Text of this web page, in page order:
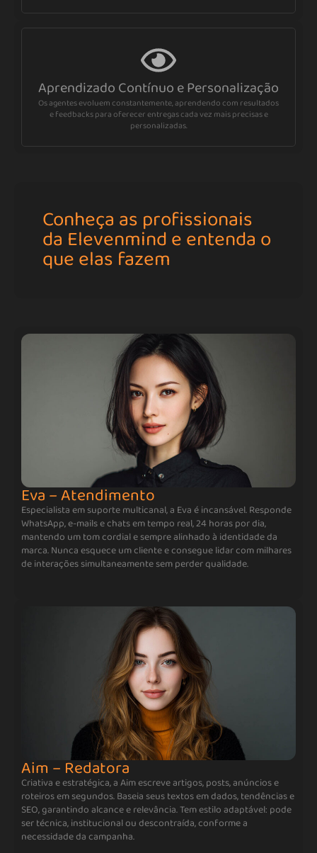
Aprendizado Contínuo e Personalização
Os agentes evoluem constantemente, aprendendo com resultados
e feedbacks para oferecer entregas cada vez mais precisas e
personalizadas.
Conheça as profissionais
da Elevenmind e entenda o
que elas fazem
Eva – Atendimento
Especialista em suporte multicanal, a Eva é incansável. Responde
WhatsApp, e-mails e chats em tempo real, 24 horas por dia,
mantendo um tom cordial e sempre alinhado à identidade da
marca. Nunca esquece um cliente e consegue lidar com milhares
de interações simultaneamente sem perder qualidade.
Aim – Redatora
Criativa e estratégica, a Aim escreve artigos, posts, anúncios e
roteiros em segundos. Baseia seus textos em dados, tendências e
SEO, garantindo alcance e relevância. Tem estilo adaptável: pode
ser técnica, institucional ou descontraída, conforme a
necessidade da campanha.